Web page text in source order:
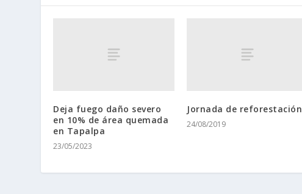
Deja fuego daño severo
en 10% de área quemada
en Tapalpa
23/05/2023
Jornada de reforestación
24/08/2019